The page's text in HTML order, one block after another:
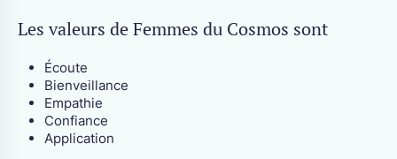
Les valeurs de Femmes du Cosmos sont
Écoute
Bienveillance
Empathie
Confiance
Application